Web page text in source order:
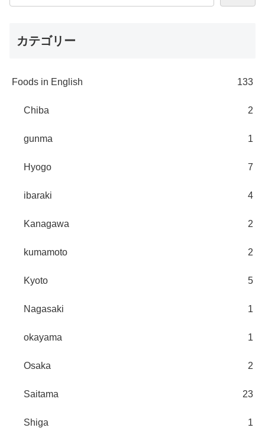
カテゴリー
Foods in English 133
Chiba 2
gunma 1
Hyogo 7
ibaraki 4
Kanagawa 2
kumamoto 2
Kyoto 5
Nagasaki 1
okayama 1
Osaka 2
Saitama 23
Shiga 1